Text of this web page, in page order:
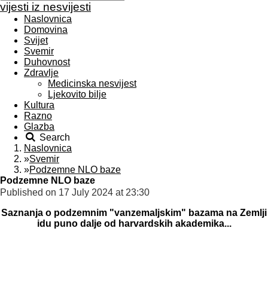
vijesti iz nesvijesti
Naslovnica
Domovina
Svijet
Svemir
Duhovnost
Zdravlje
Medicinska nesvijest
Ljekovito bilje
Kultura
Razno
Glazba
Search
Naslovnica
»Svemir
»Podzemne NLO baze
Podzemne NLO baze
Published on 17 July 2024 at 23:30
Saznanja o podzemnim "vanzemaljskim" bazama na Zemlji
idu puno dalje od harvardskih akademika...